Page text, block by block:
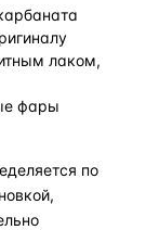
лаком,
фары
по